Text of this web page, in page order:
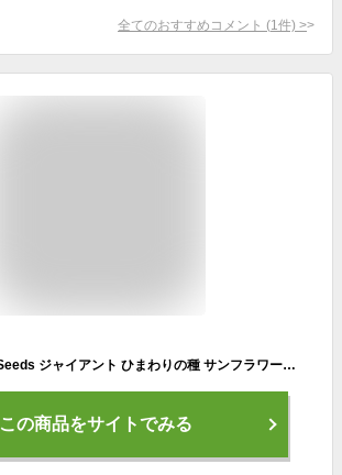
全てのおすすめコメント (1 件) >
Giants Sunflower Seeds ジャイアント ひまわりの種 サンフラワーシード Original オリジナル 163g
この商品をサイトでみる